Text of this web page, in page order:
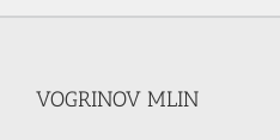
VOGRINOV MLIN